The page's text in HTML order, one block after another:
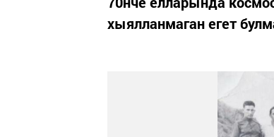
хыялланмаган егет